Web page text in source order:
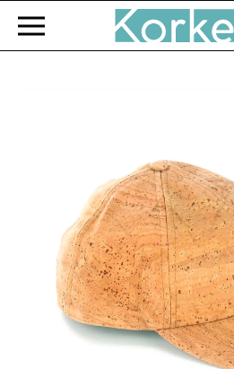
Zum Hauptinhalt springen